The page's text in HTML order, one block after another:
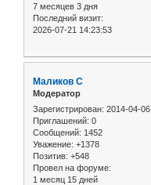
7 месяцев 3 дня
Последний визит:
2026-07-21 14:23:53
Маликов С
Модератор
Зарегистрирован: 2014-04-06
Приглашений: 0
Сообщений: 1452
Уважение: +1378
Позитив: +548
Провел на форуме:
1 месяц 15 дней